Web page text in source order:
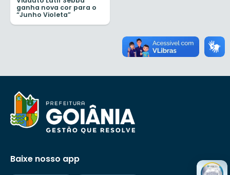
ganha nova cor para o
“Junho Violeta”
Baixe nosso app